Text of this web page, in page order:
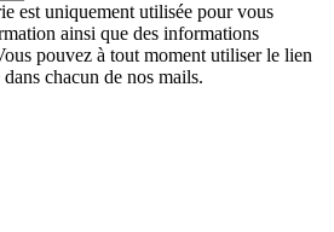
est uniquement utilisée pour vous
ainsi que des informations
pouvez à tout moment utiliser le lien
chacun de nos mails.